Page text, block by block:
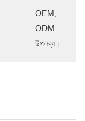
OEM,
ODM
উপলব্ধ।